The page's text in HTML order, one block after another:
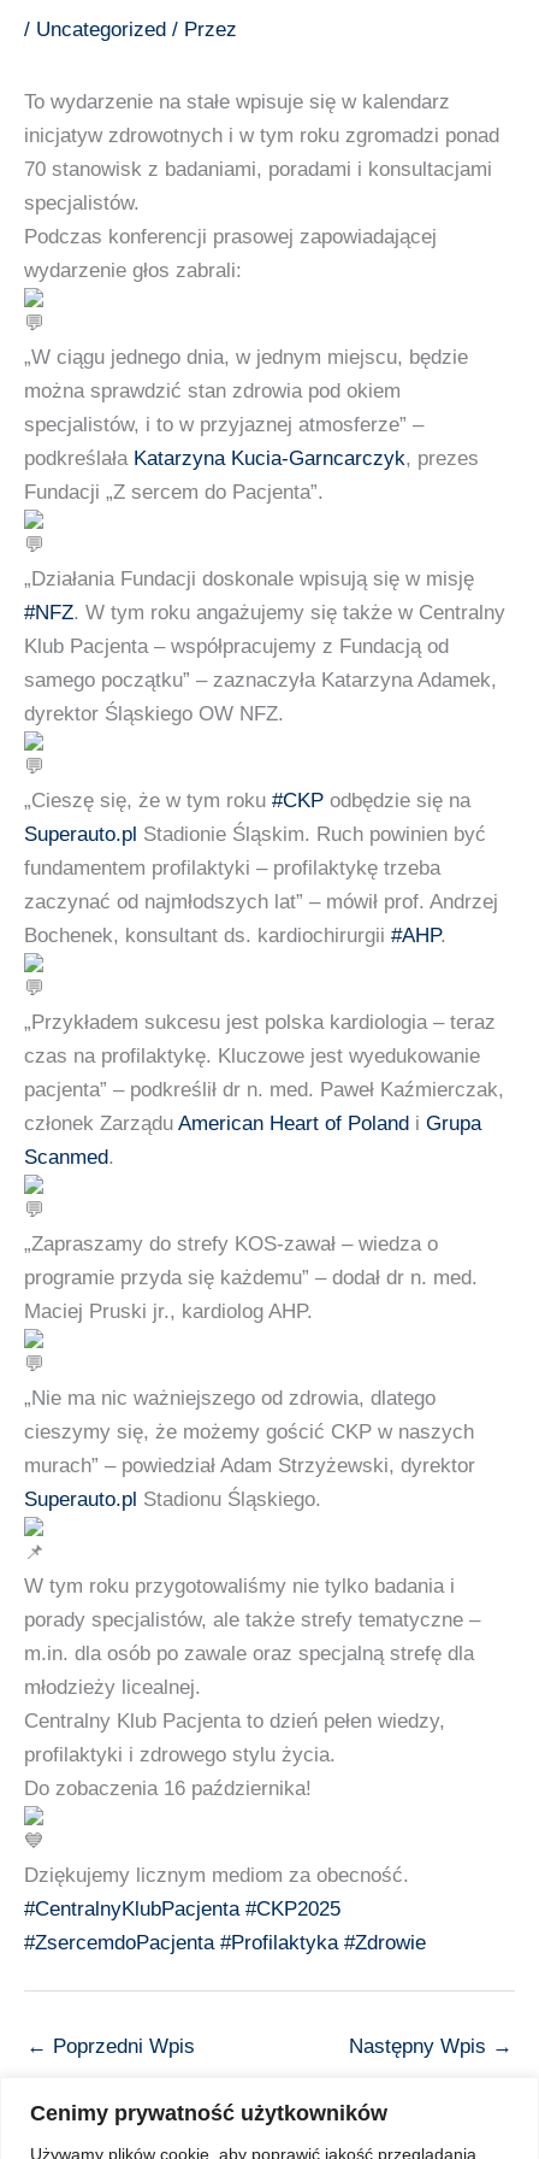
Cenimy prywatność użytkowników
Używamy plików cookie, aby poprawić jakość przeglądania,
/ Uncategorized / Przez
To wydarzenie na stałe wpisuje się w kalendarz
inicjatyw zdrowotnych i w tym roku zgromadzi ponad
70 stanowisk z badaniami, poradami i konsultacjami
specjalistów.
Podczas konferencji prasowej zapowiadającej
wydarzenie głos zabrali:
„W ciągu jednego dnia, w jednym miejscu, będzie
można sprawdzić stan zdrowia pod okiem
specjalistów, i to w przyjaznej atmosferze” –
podkreślała Katarzyna Kucia-Garncarczyk, prezes
Fundacji „Z sercem do Pacjenta”.
„Działania Fundacji doskonale wpisują się w misję
#NFZ. W tym roku angażujemy się także w Centralny
Klub Pacjenta – współpracujemy z Fundacją od
samego początku” – zaznaczyła Katarzyna Adamek,
dyrektor Śląskiego OW NFZ.
„Cieszę się, że w tym roku #CKP odbędzie się na
Superauto.pl Stadionie Śląskim. Ruch powinien być
fundamentem profilaktyki – profilaktykę trzeba
zaczynać od najmłodszych lat” – mówił prof. Andrzej
Bochenek, konsultant ds. kardiochirurgii #AHP.
„Przykładem sukcesu jest polska kardiologia – teraz
czas na profilaktykę. Kluczowe jest wyedukowanie
pacjenta” – podkreślił dr n. med. Paweł Kaźmierczak,
członek Zarządu American Heart of Poland i Grupa
Scanmed.
„Zapraszamy do strefy KOS-zawał – wiedza o
programie przyda się każdemu” – dodał dr n. med.
Maciej Pruski jr., kardiolog AHP.
„Nie ma nic ważniejszego od zdrowia, dlatego
cieszymy się, że możemy gościć CKP w naszych
murach” – powiedział Adam Strzyżewski, dyrektor
Superauto.pl Stadionu Śląskiego.
W tym roku przygotowaliśmy nie tylko badania i
porady specjalistów, ale także strefy tematyczne –
m.in. dla osób po zawale oraz specjalną strefę dla
młodzieży licealnej.
Centralny Klub Pacjenta to dzień pełen wiedzy,
profilaktyki i zdrowego stylu życia.
Do zobaczenia 16 października!
Dziękujemy licznym mediom za obecność.
#CentralnyKlubPacjenta #CKP2025
#ZsercemdoPacjenta #Profilaktyka #Zdrowie
← Poprzedni Wpis Następny Wpis →